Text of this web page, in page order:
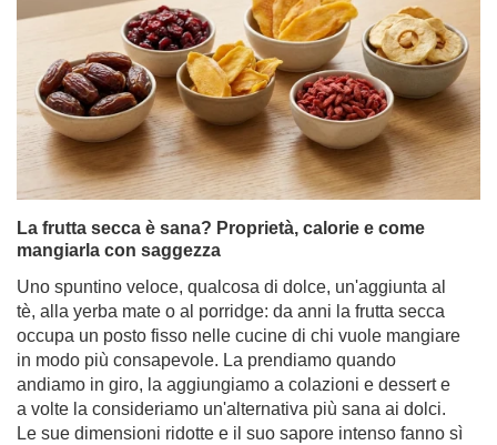
La frutta secca è sana? Proprietà, calorie e come
mangiarla con saggezza
Uno spuntino veloce, qualcosa di dolce, un'aggiunta al
tè, alla yerba mate o al porridge: da anni la frutta secca
occupa un posto fisso nelle cucine di chi vuole mangiare
in modo più consapevole. La prendiamo quando
andiamo in giro, la aggiungiamo a colazioni e dessert e
a volte la consideriamo un'alternativa più sana ai dolci.
Le sue dimensioni ridotte e il suo sapore intenso fanno sì